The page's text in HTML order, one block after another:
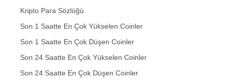
Kripto Para Sözlüğü
Son 1 Saatte En Çok Yükselen Coinler
Son 1 Saatte En Çok Düşen Coinler
Son 24 Saatte En Çok Yükselen Coinler
Son 24 Saatte En Çok Düşen Coinler